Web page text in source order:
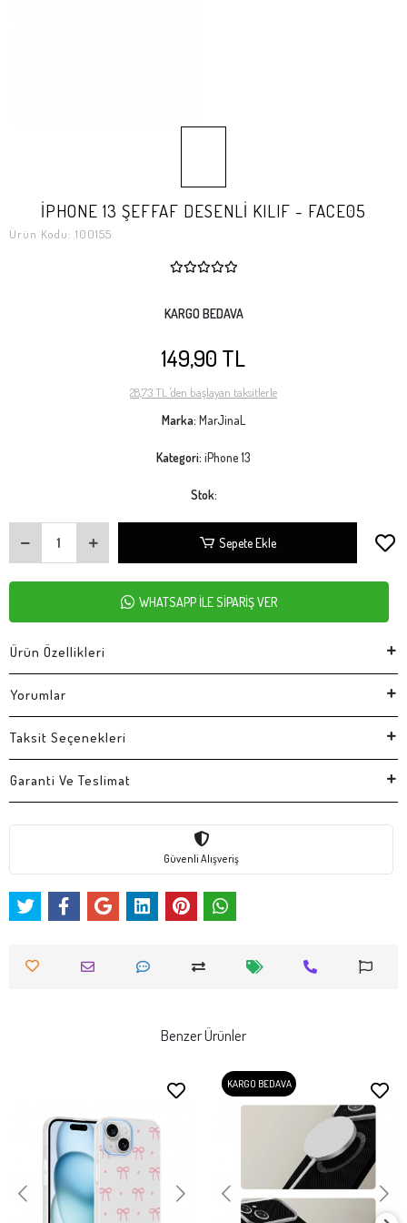
İPHONE 13 ŞEFFAF DESENLİ KILIF - FACE05
Ürün Kodu: 100155
KARGO BEDAVA
149,90 TL
28,73 TL 'den başlayan taksitlerle
Marka: MarJinaL
Kategori: iPhone 13
Stok:
Sepete Ekle
WHATSAPP İLE SİPARİŞ VER
Ürün Özellikleri
Yorumlar
Taksit Seçenekleri
Garanti Ve Teslimat
Güvenli Alışveriş
Benzer Ürünler
KARGO BEDAVA